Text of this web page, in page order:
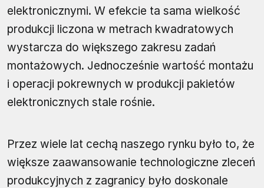
elektronicznymi. W efekcie ta sama wielkość
produkcji liczona w metrach kwadratowych
wystarcza do większego zakresu zadań
montażowych. Jednocześnie wartość montażu
i operacji pokrewnych w produkcji pakietów
elektronicznych stale rośnie.
Przez wiele lat cechą naszego rynku było to, że
większe zaawansowanie technologiczne zleceń
produkcyjnych z zagranicy było doskonale